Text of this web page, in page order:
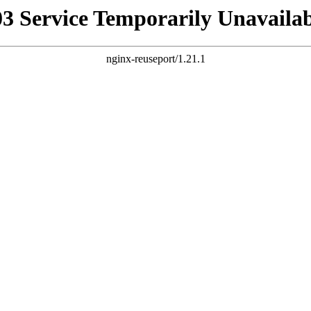
Service Temporarily
nginx-reuseport/1.21.1